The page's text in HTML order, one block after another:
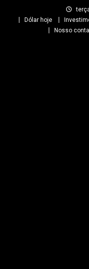
Dólar hoje
Nosso